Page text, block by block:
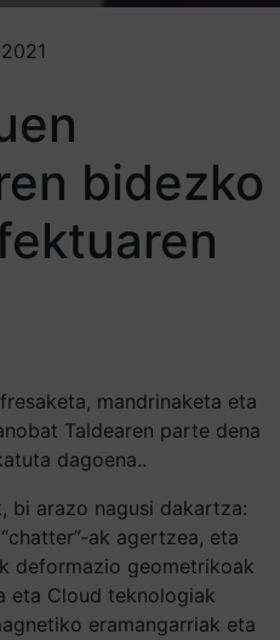
bidezko
mandrinaketa eta
Taldearen parte dena
dagoena..
bi arazo nagusi dakartza:
ak agertzea, eta
deformazio geometrikoak
eta Cloud teknologiak
eramangarriak eta